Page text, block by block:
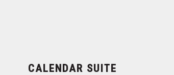
CALENDAR SUITE